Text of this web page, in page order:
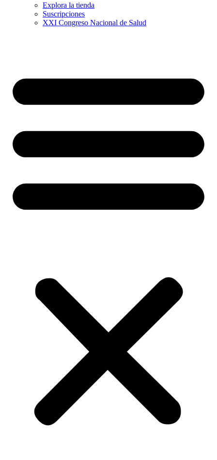
Explora la tienda
Suscripciones
XXI Congreso Nacional de Salud